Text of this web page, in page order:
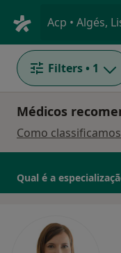
Acp • Algés,
Filters • 1
Médicos
Como
Qual é a